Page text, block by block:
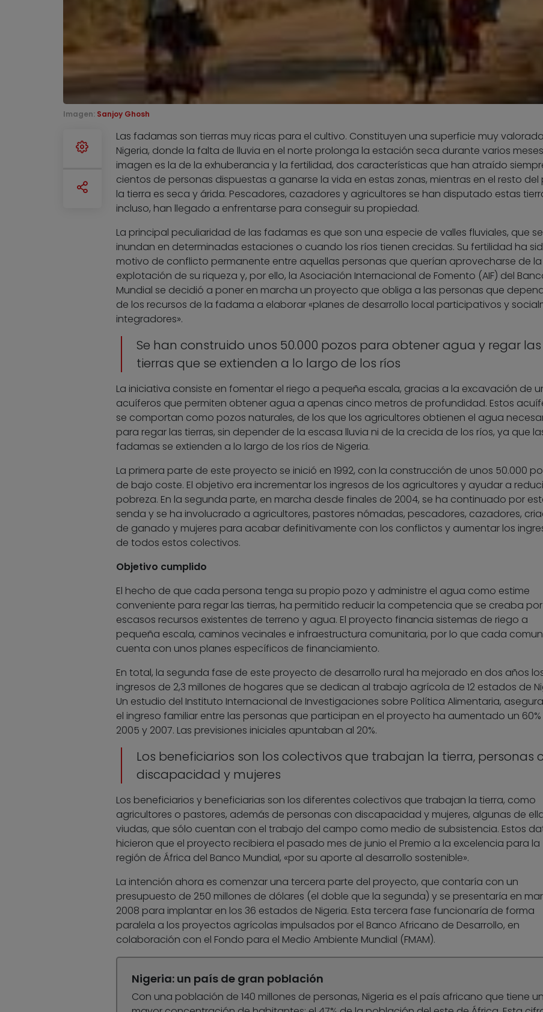
Imagen: Sanjoy Ghosh
Las fadamas son tierras muy ricas para el cultivo. Constituyen una superficie muy
Nigeria, donde la falta de lluvia en el norte prolonga la estación seca durante varios
imagen es la de la exhuberancia y la fertilidad, dos características que han atraído
cientos de personas dispuestas a ganarse la vida en estas zonas, mientras en el resto del
la tierra es seca y árida. Pescadores, cazadores y agricultores se han disputado estas
incluso, han llegado a enfrentarse para conseguir su propiedad.
La principal peculiaridad de las fadamas es que son una especie de valles fluviales, que se
inundan en determinadas estaciones o cuando los ríos tienen crecidas. Su fertilidad ha
motivo de conflicto permanente entre aquellas personas que querían aprovecharse de la
explotación de su riqueza y, por ello, la Asociación Internacional de Fomento (AIF) del
Mundial se decidió a poner en marcha un proyecto que obliga a las personas que
de los recursos de la fadama a elaborar «planes de desarrollo local participativos y
integradores».
Se han construido unos 50.000 pozos para obtener agua y regar las
tierras que se extienden a lo largo de los ríos
La iniciativa consiste en fomentar el riego a pequeña escala, gracias a la excavación de
acuíferos que permiten obtener agua a apenas cinco metros de profundidad. Estos
se comportan como pozos naturales, de los que los agricultores obtienen el agua
para regar las tierras, sin depender de la escasa lluvia ni de la crecida de los ríos, ya que
fadamas se extienden a lo largo de los ríos de Nigeria.
La primera parte de este proyecto se inició en 1992, con la construcción de unos 50.000
de bajo coste. El objetivo era incrementar los ingresos de los agricultores y ayudar a
pobreza. En la segunda parte, en marcha desde finales de 2004, se ha continuado por
senda y se ha involucrado a agricultores, pastores nómadas, pescadores, cazadores,
de ganado y mujeres para acabar definitivamente con los conflictos y aumentar los
de todos estos colectivos.
Objetivo cumplido
El hecho de que cada persona tenga su propio pozo y administre el agua como estime
conveniente para regar las tierras, ha permitido reducir la competencia que se creaba
escasos recursos existentes de terreno y agua. El proyecto financia sistemas de riego a
pequeña escala, caminos vecinales e infraestructura comunitaria, por lo que cada
cuenta con unos planes específicos de financiamiento.
En total, la segunda fase de este proyecto de desarrollo rural ha mejorado en dos años
ingresos de 2,3 millones de hogares que se dedican al trabajo agrícola de 12 estados de
Un estudio del Instituto Internacional de Investigaciones sobre Política Alimentaria,
el ingreso familiar entre las personas que participan en el proyecto ha aumentado un
2005 y 2007. Las previsiones iniciales apuntaban al 20%.
Los beneficiarios son los colectivos que trabajan la tierra, personas
discapacidad y mujeres
Los beneficiarios y beneficiarias son los diferentes colectivos que trabajan la tierra, como
agricultores o pastores, además de personas con discapacidad y mujeres, algunas de
viudas, que sólo cuentan con el trabajo del campo como medio de subsistencia. Estos
hicieron que el proyecto recibiera el pasado mes de junio el Premio a la excelencia para la
región de África del Banco Mundial, «por su aporte al desarrollo sostenible».
La intención ahora es comenzar una tercera parte del proyecto, que contaría con un
presupuesto de 250 millones de dólares (el doble que la segunda) y se presentaría en
2008 para implantar en los 36 estados de Nigeria. Esta tercera fase funcionaría de forma
paralela a los proyectos agrícolas impulsados por el Banco Africano de Desarrollo, en
colaboración con el Fondo para el Medio Ambiente Mundial (FMAM).
Nigeria: un país de gran población
Con una población de 140 millones de personas, Nigeria es el país africano que tiene